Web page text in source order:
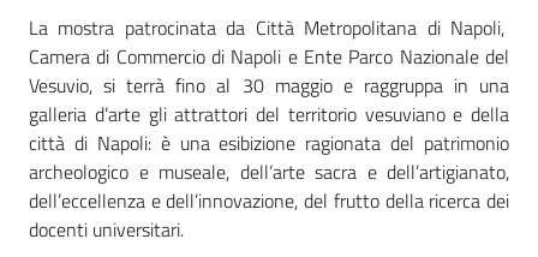
La mostra patrocinata da Città Metropolitana di Napoli,
Camera di Commercio di Napoli e Ente Parco Nazionale del
Vesuvio, si terrà fino al 30 maggio e raggruppa in una
galleria d’arte gli attrattori del territorio vesuviano e della
città di Napoli: è una esibizione ragionata del patrimonio
archeologico e museale, dell’arte sacra e dell’artigianato,
dell’eccellenza e dell’innovazione, del frutto della ricerca dei
docenti universitari.